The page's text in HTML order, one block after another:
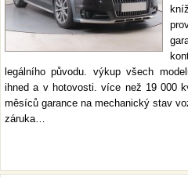
legálního původu. výkup všech
ihned a v hotovosti. více než 19 000
měsíců garance na mechanický stav
záruka…